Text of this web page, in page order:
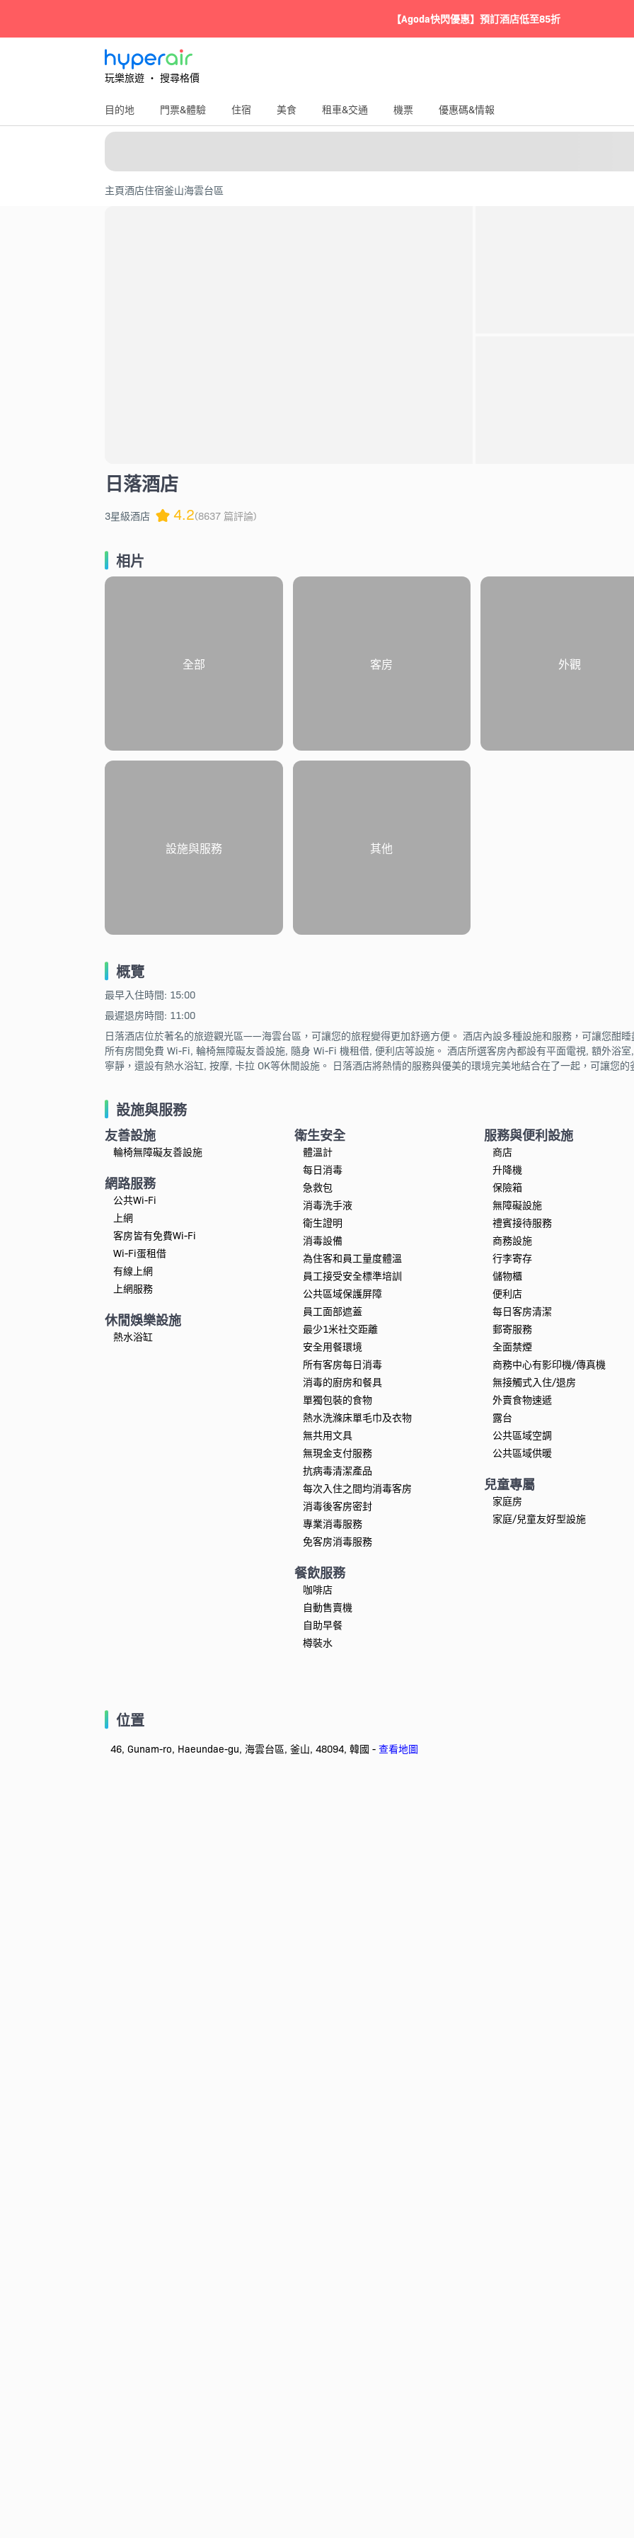
【Agoda快閃優惠】預訂酒店低至85折
玩樂旅遊 ‧ 搜尋格價
目的地 門票&體驗 住宿 美食 租車&交通 機票 優惠碼&情報
主頁酒店住宿釜山海雲台區
日落酒店
3星級酒店 4.2(8637 篇評論)
相片
全部 客房 外觀
設施與服務 其他
概覽
最早入住時間: 15:00
最遲退房時間: 11:00
日落酒店位於著名的旅遊觀光區——海雲台區，可讓您的旅程變得更加舒適方便。 酒店內設多種設施和服務，可讓您酣
所有房間免費 Wi-Fi, 輪椅無障礙友善設施, 隨身 Wi-Fi 機租借, 便利店等設施。 酒店所選客房內都設有平面電視, 額外浴
寧靜，還設有熱水浴缸, 按摩, 卡拉 OK等休閒設施。 日落酒店將熱情的服務與優美的環境完美地結合在了一起，可讓您
設施與服務
友善設施
輪椅無障礙友善設施
網路服務
公共Wi-Fi
上網
客房皆有免費Wi-Fi
Wi-Fi蛋租借
有線上網
上網服務
休閒娛樂設施
熱水浴缸
衛生安全
體溫計
每日消毒
急救包
消毒洗手液
衛生證明
消毒設備
為住客和員工量度體溫
員工接受安全標準培訓
公共區域保護屏障
員工面部遮蓋
最少1米社交距離
安全用餐環境
所有客房每日消毒
消毒的廚房和餐具
單獨包裝的食物
熱水洗滌床單毛巾及衣物
無共用文具
無現金支付服務
抗病毒清潔產品
每次入住之間均消毒客房
消毒後客房密封
專業消毒服務
免客房消毒服務
餐飲服務
咖啡店
自動售賣機
自助早餐
樽裝水
服務與便利設施
商店
升降機
保險箱
無障礙設施
禮賓接待服務
商務設施
行李寄存
儲物櫃
便利店
每日客房清潔
郵寄服務
全面禁煙
商務中心有影印機/傳真機
無接觸式入住/退房
外賣食物速遞
露台
公共區域空調
公共區域供暖
兒童專屬
家庭房
家庭/兒童友好型設施
位置
46, Gunam-ro, Haeundae-gu, 海雲台區, 釜山, 48094, 韓國 - 查看地圖